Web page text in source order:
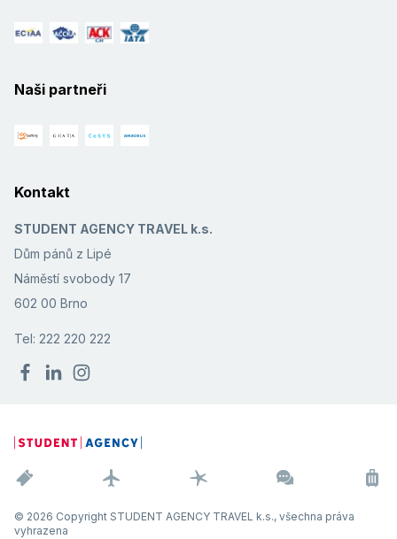
Naši partneři
Kontakt
STUDENT AGENCY TRAVEL k.s.
Dům pánů z Lipé
Náměstí svobody 17
602 00 Brno
Tel: 222 220 222
© 2026 Copyright STUDENT AGENCY TRAVEL k.s., všechna práva
vyhrazena